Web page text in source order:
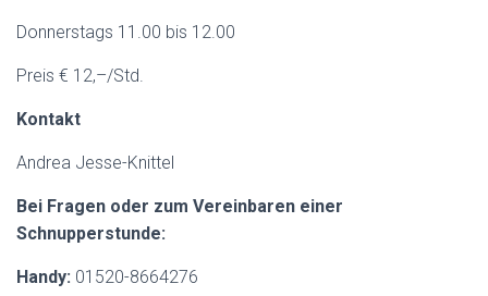
Donnerstags 11.00 bis 12.00
Preis € 12,–/Std.
Kontakt
Andrea Jesse-Knittel
Bei Fragen oder zum Vereinbaren einer
Schnupperstunde:
Handy: 01520-8664276